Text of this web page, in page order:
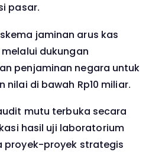
pasar.
jaminan arus kas
dukungan
penjaminan negara untuk
di bawah Rp10 miliar.
mutu terbuka secara
hasil uji laboratorium
proyek-proyek strategis